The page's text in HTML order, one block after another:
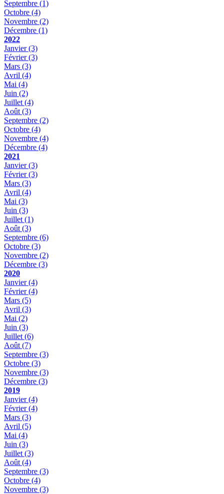
Septembre (1)
Octobre (4)
Novembre (2)
Décembre (1)
2022
Janvier(3)
Février(3)
Mars (3)
Avril (4)
Mai (4)
Juin (2)
Juillet (4)
Août (3)
Septembre (2)
Octobre (4)
Novembre (4)
Décembre (4)
2021
Janvier(3)
Février(3)
Mars (3)
Avril (4)
Mai (3)
Juin (3)
Juillet (1)
Août (3)
Septembre (6)
Octobre (3)
Novembre (2)
Décembre (3)
2020
Janvier(4)
Février(4)
Mars (5)
Avril (3)
Mai (2)
Juin (3)
Juillet (6)
Août (7)
Septembre (3)
Octobre (3)
Novembre (3)
Décembre (3)
2019
Janvier(4)
Février(4)
Mars (3)
Avril (5)
Mai (4)
Juin (3)
Juillet (3)
Août (4)
Septembre (3)
Octobre (4)
Novembre (3)